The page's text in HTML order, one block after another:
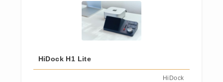
HiDock H1 Lite
HiDock